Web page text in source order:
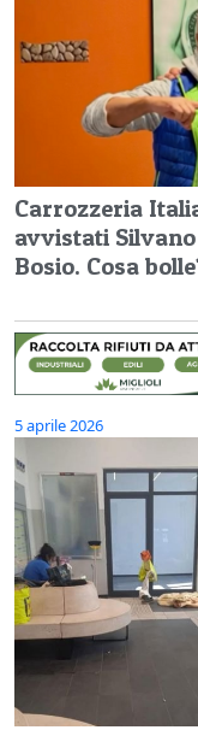
Carrozzeria
avvistati
Bosio. Cosa
5 aprile 2026